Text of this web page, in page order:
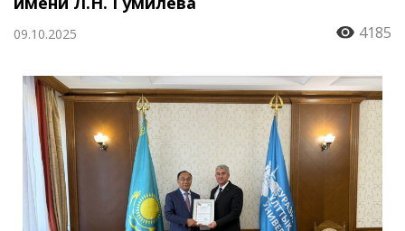
09.10.2025 4185